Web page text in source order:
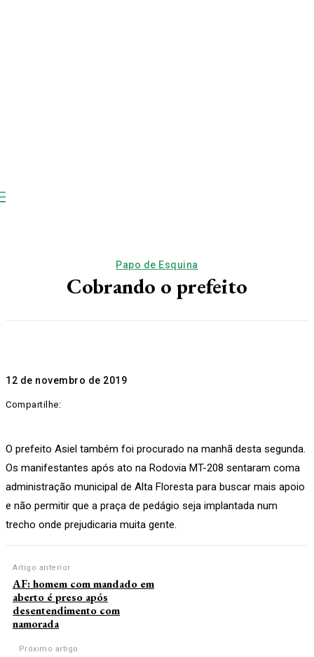
Papo de Esquina
Cobrando o prefeito
12 de novembro de 2019
Compartilhe:
O prefeito Asiel também foi procurado na manhã desta segunda.
Os manifestantes após ato na Rodovia MT-208 sentaram coma
administração municipal de Alta Floresta para buscar mais apoio
e não permitir que a praça de pedágio seja implantada num
trecho onde prejudicaria muita gente.
Artigo anterior
AF: homem com mandado em
aberto é preso após
desentendimento com
namorada
Próximo artigo